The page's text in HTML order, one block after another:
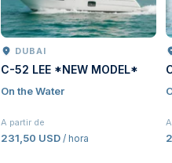
DUBAI
C-52 LEE *NEW MODEL*
On the Water
A partir de
231,50 USD / hora